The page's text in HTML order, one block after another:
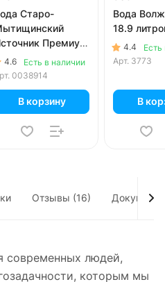
Старо-
Премиум
литров
4.6
Есть в наличии
0038914
В корзину
Вода
18.9
4.4
Есть
Арт. 3773
В
Отзывы (16)
современных людей,
которым мы